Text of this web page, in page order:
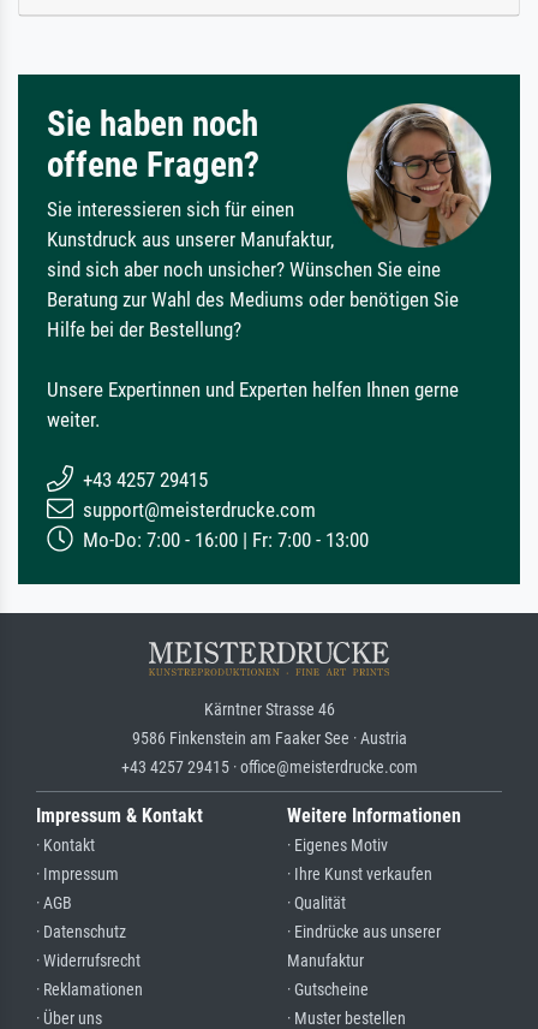
Sie haben noch
offene Fragen?
Sie interessieren sich für einen
Kunstdruck aus unserer Manufaktur,
sind sich aber noch unsicher? Wünschen Sie eine
Beratung zur Wahl des Mediums oder benötigen Sie
Hilfe bei der Bestellung?
Unsere Expertinnen und Experten helfen Ihnen gerne
weiter.
+43 4257 29415
support@meisterdrucke.com
Mo-Do: 7:00 - 16:00 | Fr: 7:00 - 13:00
Kärntner Strasse 46
9586 Finkenstein am Faaker See · Austria
+43 4257 29415 · office@meisterdrucke.com
Impressum & Kontakt
· Kontakt
· Impressum
· AGB
· Datenschutz
· Widerrufsrecht
· Reklamationen
· Über uns
Weitere Informationen
· Eigenes Motiv
· Ihre Kunst verkaufen
· Qualität
· Eindrücke aus unserer
Manufaktur
· Gutscheine
· Muster bestellen